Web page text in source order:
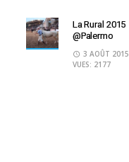
La Rural 2015
@Palermo
3 AOÛT 2015
VUES: 2177